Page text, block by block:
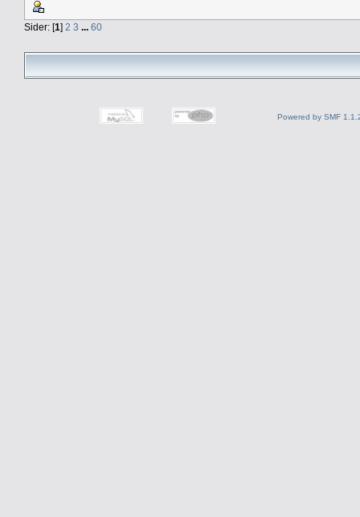
Sider: [1] 2 3 ... 60
Powered by SMF